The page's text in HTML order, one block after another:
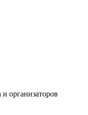
организаторов